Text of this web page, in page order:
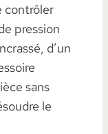
contrôler
pression
d’un
sans
le